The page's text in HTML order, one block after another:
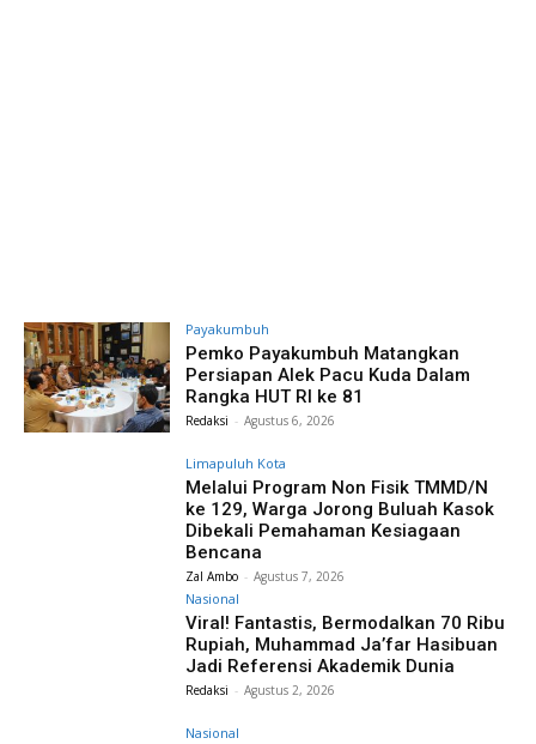
Payakumbuh
Pemko Payakumbuh Matangkan
Persiapan Alek Pacu Kuda Dalam
Rangka HUT RI ke 81
Redaksi - Agustus 6, 2026
Limapuluh Kota
Melalui Program Non Fisik TMMD/N
ke 129, Warga Jorong Buluah Kasok
Dibekali Pemahaman Kesiagaan
Bencana
Zal Ambo - Agustus 7, 2026
Nasional
Viral! Fantastis, Bermodalkan 70 Ribu
Rupiah, Muhammad Ja’far Hasibuan
Jadi Referensi Akademik Dunia
Redaksi - Agustus 2, 2026
Nasional